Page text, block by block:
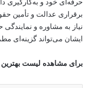
برقراری عدالت و تأمین
نیاز به مشاوره و
ایشان می‌تواند گزینه‌ای
برای مشاهده لیست بهترین